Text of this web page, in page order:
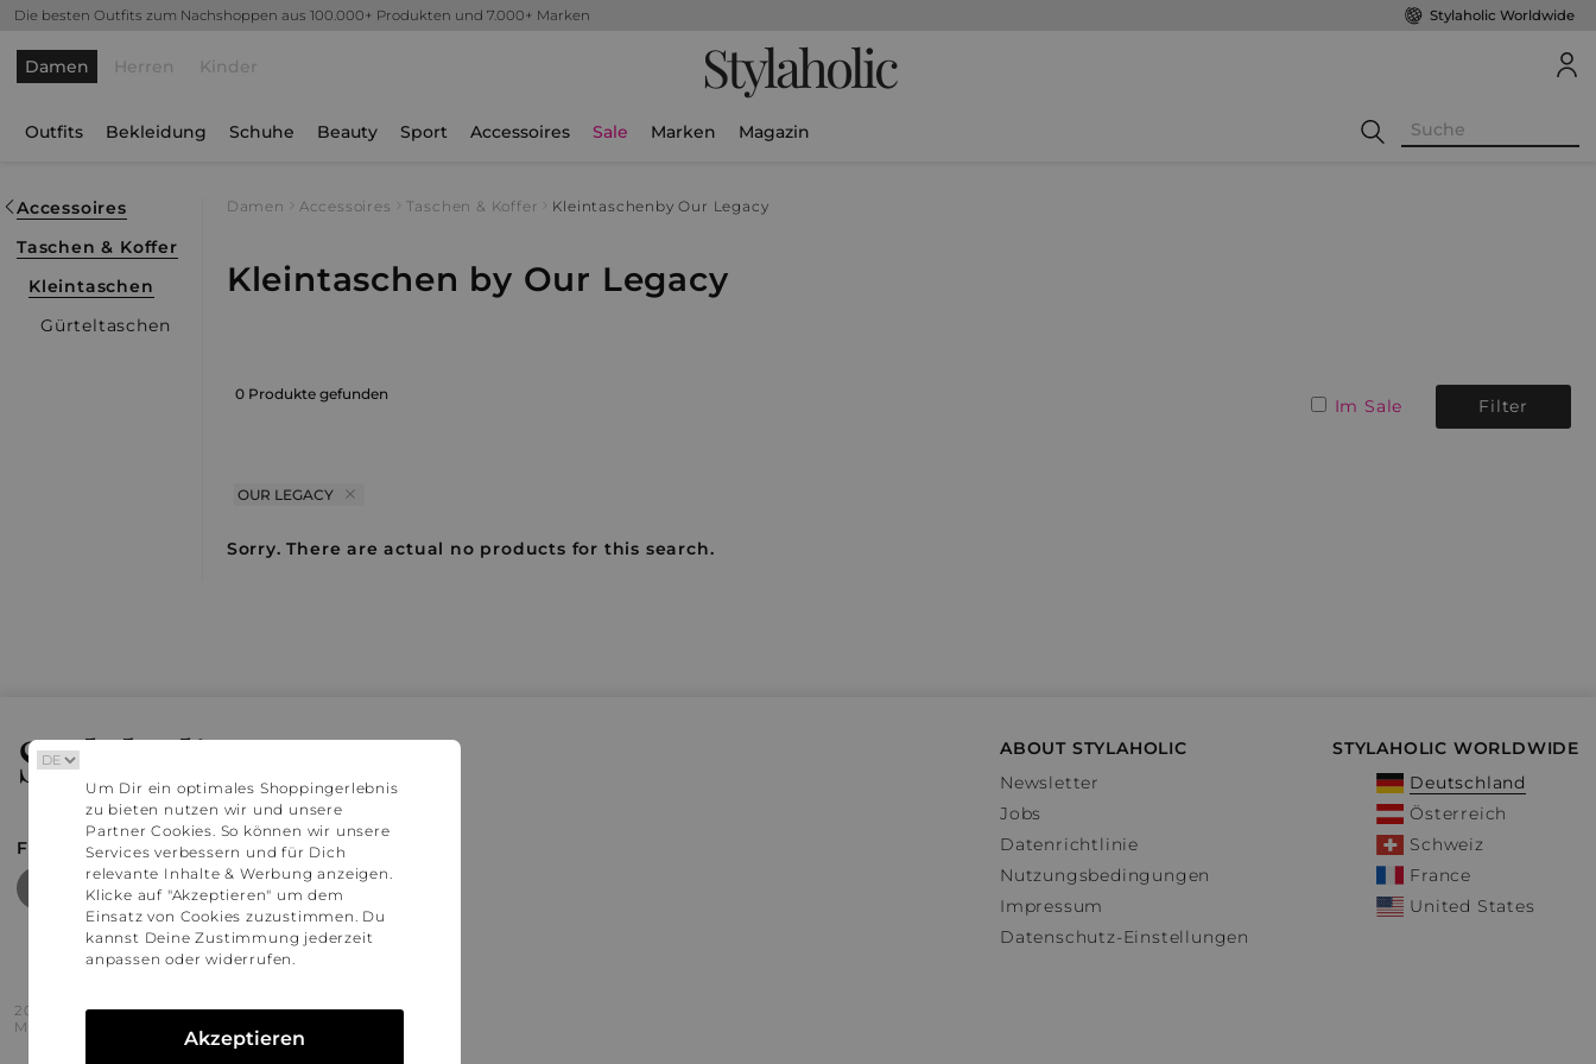
Die besten Outfits zum Nachshoppen aus 100.000+ Produkten und 7.000+ Marken Stylaholic Worldwide
Damen Herren Kinder Stylaholic
Outfits Bekleidung Schuhe Beauty Sport Accessoires Sale Marken Magazin
Accessoires
Taschen & Koffer
Kleintaschen
Gürteltaschen
Damen Accessoires Taschen & Koffer Kleintaschen by Our Legacy
Kleintaschen by Our Legacy
0 Produkte gefunden
Im Sale Filter
OUR LEGACY
Sorry. There are actual no products for this search.
Stylaholic
FIND MORE INSPIRATION
ABOUT STYLAHOLIC
Newsletter
Jobs
Datenrichtlinie
Nutzungsbedingungen
Impressum
Datenschutz-Einstellungen
STYLAHOLIC WORLDWIDE
Deutschland
Österreich
Schweiz
France
United States
2016 - 2026 © Stylaholic.
Made for you with love in munich.
Um Dir ein optimales Shoppingerlebnis
zu bieten nutzen wir und unsere
Partner Cookies. So können wir unsere
Services verbessern und für Dich
relevante Inhalte & Werbung anzeigen.
Klicke auf "Akzeptieren" um dem
Einsatz von Cookies zuzustimmen. Du
kannst Deine Zustimmung jederzeit
anpassen oder widerrufen.
Akzeptieren